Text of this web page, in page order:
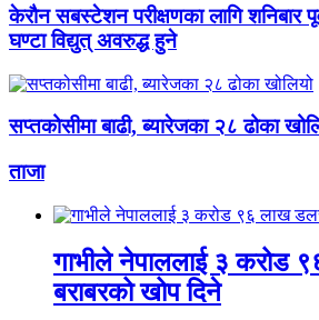
केरौन सबस्टेशन परीक्षणका लागि शनिबार
घण्टा विद्युत् अवरुद्ध हुने
सप्तकोसीमा बाढी, ब्यारेजका २८ ढोका
ताजा
गाभीले नेपाललाई ३ करोड
बराबरको खोप दिने